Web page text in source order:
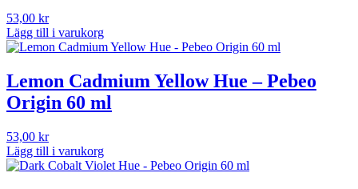
53,00 kr
Lägg till i varukorg
Lemon Cadmium Yellow Hue – Pebeo
Origin 60 ml
53,00 kr
Lägg till i varukorg